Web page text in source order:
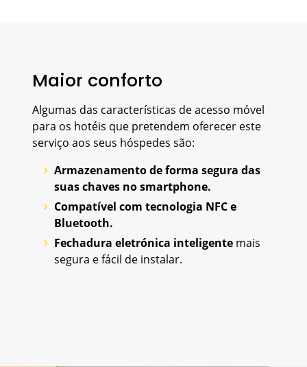
Maior conforto
Algumas das características de acesso móvel
para os hotéis que pretendem oferecer este
serviço aos seus hóspedes são:
Armazenamento de forma segura das
suas chaves no smartphone.
Compatível com tecnologia NFC e
Bluetooth.
Fechadura eletrónica inteligente mais
segura e fácil de instalar.